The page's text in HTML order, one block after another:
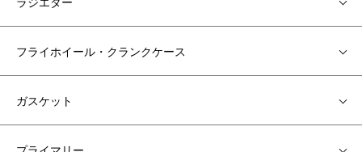
フライホイール・クランクケース
ガスケット